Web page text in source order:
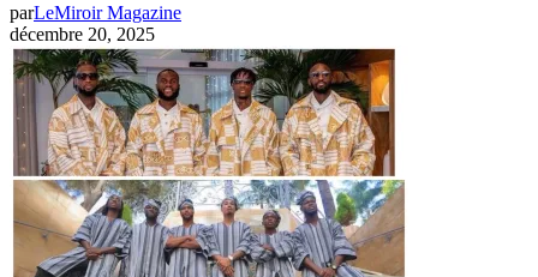
parLeMiroir Magazine
décembre 20, 2025